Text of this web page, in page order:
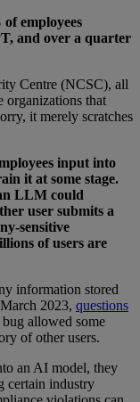
of employees
and over a quarter
Centre (NCSC), all
organizations that
it merely scratches
input into
it at some stage.
LLM could
user submits a
sensitive
of users are
information stored
2023, questions
bug allowed some
of other users.
an AI model, they
certain industry